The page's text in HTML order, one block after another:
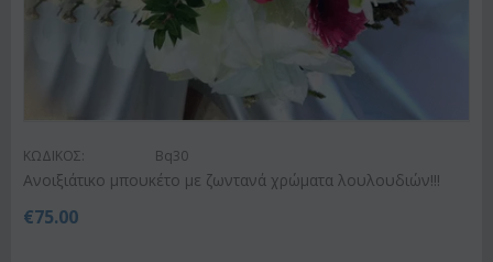
ΚΩΔΙΚΟΣ: Bq30
Ανοιξιάτικο μπουκέτο με ζωντανά χρώματα λουλουδιών!!!
€75.00